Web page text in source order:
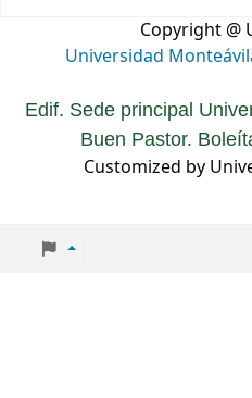
Copyright @
Universidad
Edif. Sede principal
Buen Pastor.
Customized by